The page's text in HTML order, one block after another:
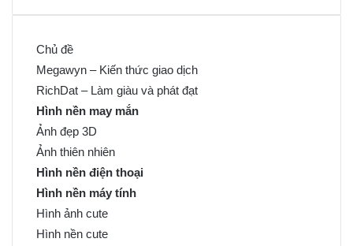
Chủ đề
Megawyn – Kiến thức giao dịch
RichDat – Làm giàu và phát đạt
Hình nền may mắn
Ảnh đẹp 3D
Ảnh thiên nhiên
Hình nền điện thoại
Hình nền máy tính
Hình ảnh cute
Hình nền cute